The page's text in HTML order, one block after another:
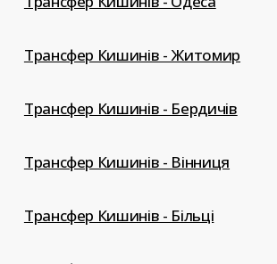
Трансфер Кишинів - Житомир
Трансфер Кишинів - Бердичів
Трансфер Кишинів - Вінниця
Трансфер Кишинів - Більці